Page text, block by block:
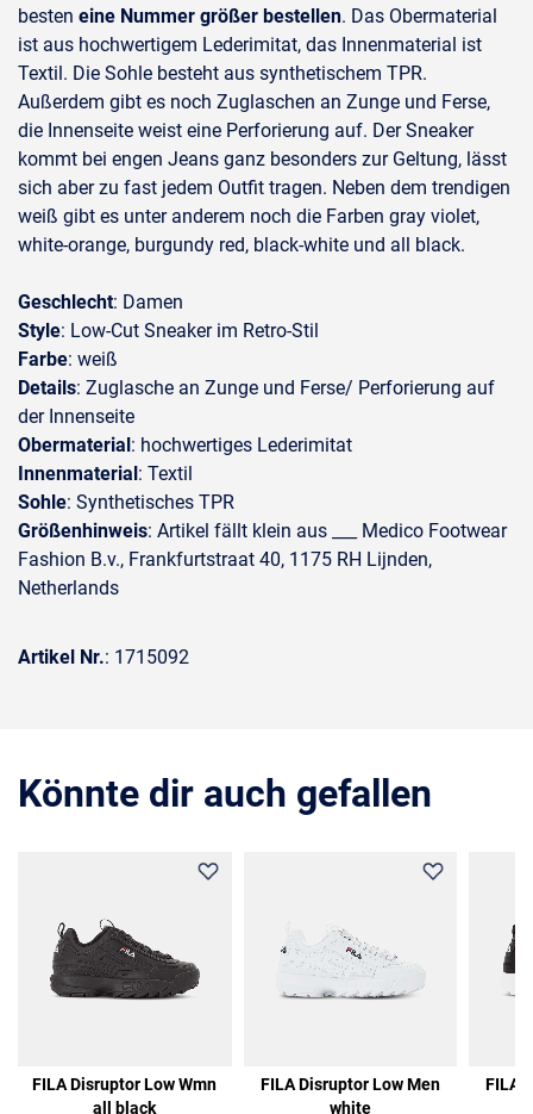
besten eine Nummer größer bestellen. Das Obermaterial
ist aus hochwertigem Lederimitat, das Innenmaterial ist
Textil. Die Sohle besteht aus synthetischem TPR.
Außerdem gibt es noch Zuglaschen an Zunge und Ferse,
die Innenseite weist eine Perforierung auf. Der Sneaker
kommt bei engen Jeans ganz besonders zur Geltung, lässt
sich aber zu fast jedem Outfit tragen. Neben dem trendigen
weiß gibt es unter anderem noch die Farben gray violet,
white-orange, burgundy red, black-white und all black.
Geschlecht: Damen
Style: Low-Cut Sneaker im Retro-Stil
Farbe: weiß
Details: Zuglasche an Zunge und Ferse/ Perforierung auf
der Innenseite
Obermaterial: hochwertiges Lederimitat
Innenmaterial: Textil
Sohle: Synthetisches TPR
Größenhinweis: Artikel fällt klein aus ___ Medico Footwear
Fashion B.v., Frankfurtstraat 40, 1175 RH Lijnden,
Netherlands
Artikel Nr.: 1715092
Könnte dir auch gefallen
FILA Disruptor Low Wmn
all black
FILA Disruptor Low Men
white
FILA